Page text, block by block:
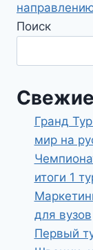
Поиск
Гранд
мир на
итоги 1
для вузов
Первый